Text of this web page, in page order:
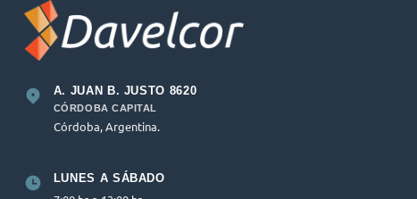
A. JUAN B. JUSTO 8620
CÓRDOBA CAPITAL
Córdoba, Argentina.
LUNES A SÁBADO